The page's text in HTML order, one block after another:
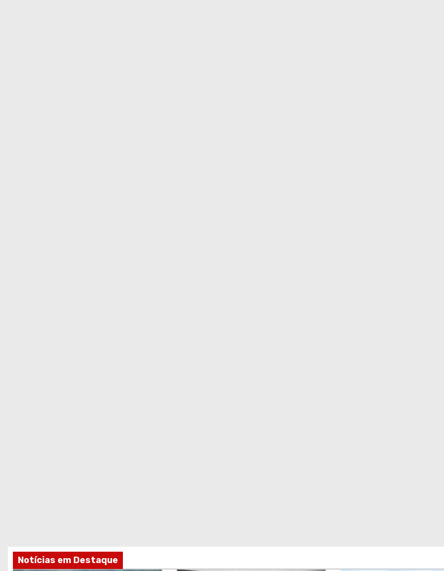
Notícias em Destaque